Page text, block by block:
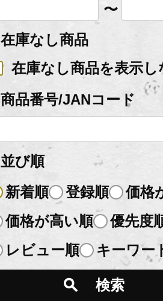
〜
在庫なし商品
在庫なし商品を表示し
商品番号/JANコード
並び順
新着順
登録順
価格
価格が高い順
優先度
レビュー順
キーワー
検索